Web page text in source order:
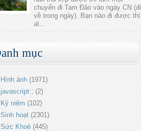
chuyến đi Tam Đảo vào ngày CN (đi
về trong ngày). Bạn nào đi được thì
al...
mục
Hình ảnh (1971)
javascript:; (2)
Kỷ niệm (102)
Sinh hoạt (2301)
Sức Khoẻ (445)